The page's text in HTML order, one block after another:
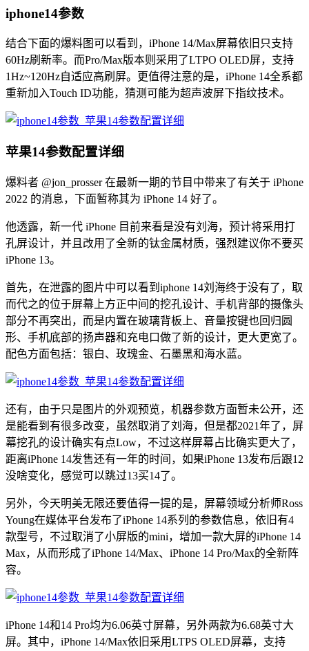
iphone14参数
结合下面的爆料图可以看到，iPhone 14/Max屏幕依旧只支持
60Hz刷新率。而Pro/Max版本则采用了LTPO OLED屏，支持
1Hz~120Hz自适应高刷屏。更值得注意的是，iPhone 14全系都
重新加入Touch ID功能，猜测可能为超声波屏下指纹技术。
苹果14参数配置详细
爆料者 @jon_prosser 在最新一期的节目中带来了有关于 iPhone
2022 的消息，下面暂称其为 iPhone 14 好了。
他透露，新一代 iPhone 目前来看是没有刘海，预计将采用打
孔屏设计，并且改用了全新的钛金属材质，强烈建议你不要买
iPhone 13。
首先，在泄露的图片中可以看到iphone 14刘海终于没有了，取
而代之的位于屏幕上方正中间的挖孔设计、手机背部的摄像头
部分不再突出，而是内置在玻璃背板上、音量按键也回归圆
形、手机底部的扬声器和充电口做了新的设计，更大更宽了。
配色方面包括：银白、玫瑰金、石墨黑和海水蓝。
还有，由于只是图片的外观预览，机器参数方面暂未公开，还
是能看到有很多改变，虽然取消了刘海，但是都2021年了，屏
幕挖孔的设计确实有点Low，不过这样屏幕占比确实更大了，
距离iPhone 14发售还有一年的时间，如果iPhone 13发布后跟12
没啥变化，感觉可以跳过13买14了。
另外，今天明美无限还要值得一提的是，屏幕领域分析师Ross
Young在媒体平台发布了iPhone 14系列的参数信息，依旧有4
款型号，不过取消了小屏版的mini，增加一款大屏的iPhone 14
Max，从而形成了iPhone 14/Max、iPhone 14 Pro/Max的全新阵
容。
iPhone 14和14 Pro均为6.06英寸屏幕，另外两款为6.68英寸大
屏。其中，iPhone 14/Max依旧采用LTPS OLED屏幕，支持